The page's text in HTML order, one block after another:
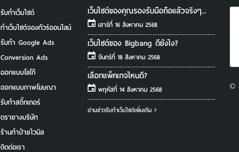
รับทำเว็บไซต์
ทําเว็บไซต์จองทัวร์ออนไลน์
รับทํา Google Ads
Conversion Ads
ออกแบบโลโก้
ออกแบบภาพโฆษณา
รับทําสติ๊กเกอร์
ตรายางบริษัท
ร้านทำป้ายไวนิล
ติดต่อเรา
เว็บไซต์ของคุณรองรับมือถือแล้วจริงๆ...
เสาร์ที่ 16 สิงหาคม 2568
เว็บไซต์ของ Bigbang ดียังไง?
จันทร์ที่ 18 สิงหาคม 2568
เลือกแพ็คเกจไหนดี?
พฤหัสที่ 14 สิงหาคม 2568
อ่านข่าวรับทําเว็บไซต์เพิ่มเติม
©